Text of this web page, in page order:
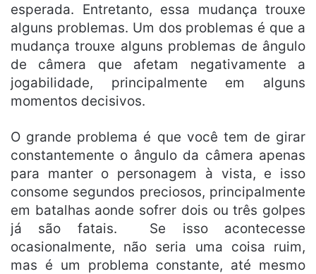
esperada. Entretanto, essa mudança trouxe
alguns problemas. Um dos problemas é que a
mudança trouxe alguns problemas de ângulo
de câmera que afetam negativamente a
jogabilidade, principalmente em alguns
momentos decisivos.
O grande problema é que você tem de girar
constantemente o ângulo da câmera apenas
para manter o personagem à vista, e isso
consome segundos preciosos, principalmente
em batalhas aonde sofrer dois ou três golpes
já são fatais. Se isso acontecesse
ocasionalmente, não seria uma coisa ruim,
mas é um problema constante, até mesmo